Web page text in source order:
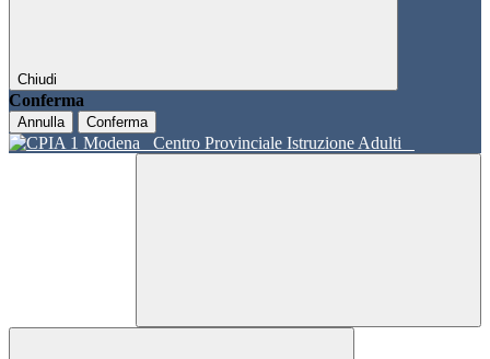
Chiudi
Conferma
Annulla Conferma
Centro Provinciale Istruzione Adulti